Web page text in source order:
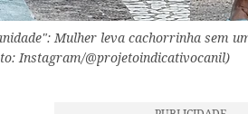
Mulher leva cachorrinha sem
Instagram/@projetoindicativocanil)